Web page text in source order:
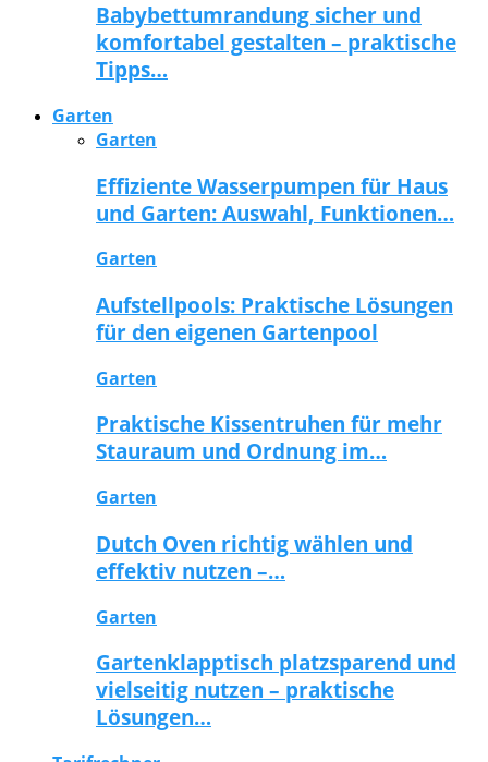
Babybettumrandung sicher und
komfortabel gestalten – praktische
Tipps…
Garten
Garten
Effiziente Wasserpumpen für Haus
und Garten: Auswahl, Funktionen…
Garten
Aufstellpools: Praktische Lösungen
für den eigenen Gartenpool
Garten
Praktische Kissentruhen für mehr
Stauraum und Ordnung im…
Garten
Dutch Oven richtig wählen und
effektiv nutzen –…
Garten
Gartenklapptisch platzsparend und
vielseitig nutzen – praktische
Lösungen…